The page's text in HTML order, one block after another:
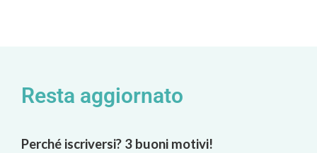
Resta aggiornato
Perché iscriversi? 3 buoni motivi!